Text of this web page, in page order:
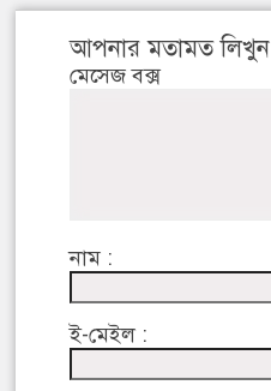
আপনার মতামত লিখুন
মেসেজ বক্স
নাম :
ই-মেইল :